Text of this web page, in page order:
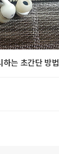
하는 초간단 방법